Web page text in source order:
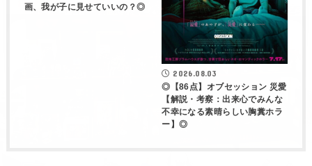
画、我が子に見せていいの？◎
2026.08.03
◎【86点】オブセッション 災愛
【解説・考察：出来心でみんな
不幸になる素晴らしい胸糞ホラ
ー】◎